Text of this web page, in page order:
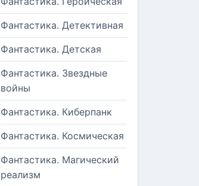
Фантастика. Детективная
Фантастика. Детская
Фантастика. Звездные
войны
Фантастика. Киберпанк
Фантастика. Космическая
Фантастика. Магический
реализм